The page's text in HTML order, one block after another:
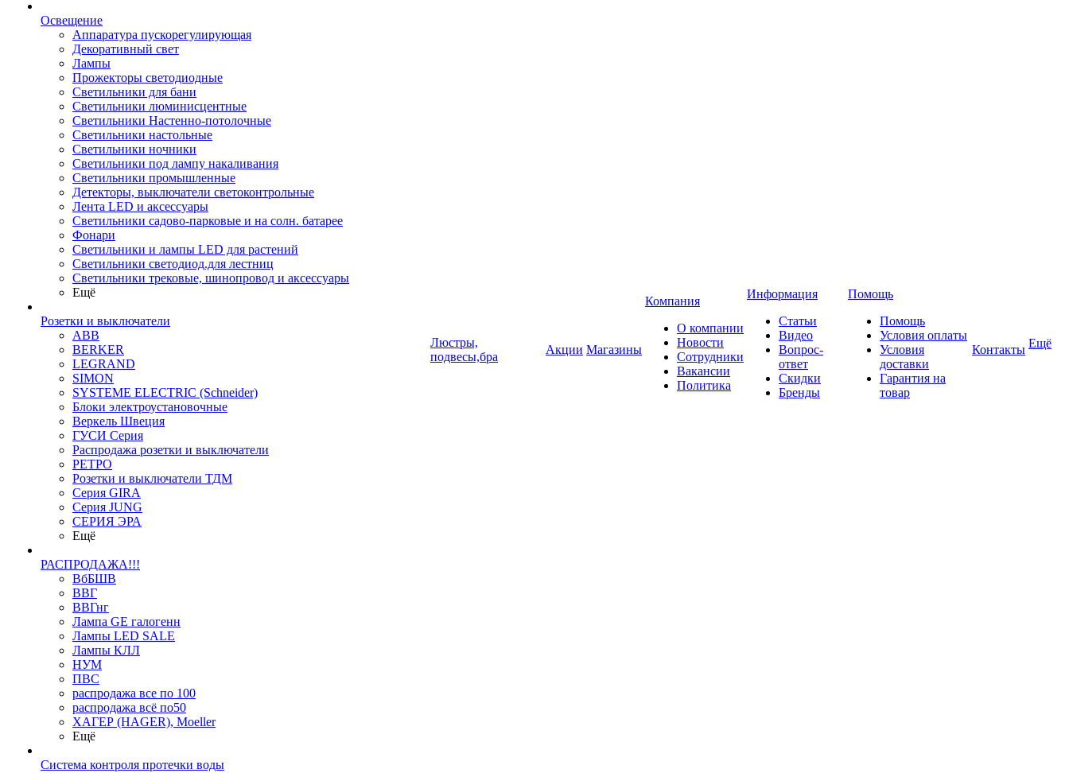
Освещение
Аппаратура пускорегулирующая
Декоративный свет
Лампы
Прожекторы светодиодные
Светильники для бани
Светильники люминисцентные
Светильники Настенно-потолочные
Светильники настольные
Светильники ночники
Светильники под лампу накаливания
Светильники промышленные
Детекторы, выключатели светоконтрольные
Лента LED и аксессуары
Светильники садово-парковые и на солн. батарее
Фонари
Светильники и лампы LED для растений
Светильники светодиод.для лестниц
Светильники трековые, шинопровод и аксессуары
Ещё
Розетки и выключатели
ABB
BERKER
LEGRAND
SIMON
SYSTEME ELECTRIC (Schneider)
Блоки электроустановочные
Веркель Швеция
ГУСИ Серия
Распродажа розетки и выключатели
РЕТРО
Розетки и выключатели ТДМ
Серия GIRA
Серия JUNG
СЕРИЯ ЭРА
Ещё
РАСПРОДАЖА!!!
ВбБШВ
ВВГ
ВВГнг
Лампа GE галогенн
Лампы LED SALE
Лампы КЛЛ
НУМ
ПВС
распродажа все по 100
распродажа всё по50
ХАГЕР (HAGER), Moeller
Ещё
Система контроля протечки воды
Люстры,
подвесы,бра
Акции Магазины
Компания
О компании
Новости
Сотрудники
Вакансии
Политика
Информация
Статьи
Видео
Вопрос-
ответ
Скидки
Бренды
Помощь
Помощь
Условия оплаты
Условия
доставки
Гарантия на
товар
Контакты Ещё